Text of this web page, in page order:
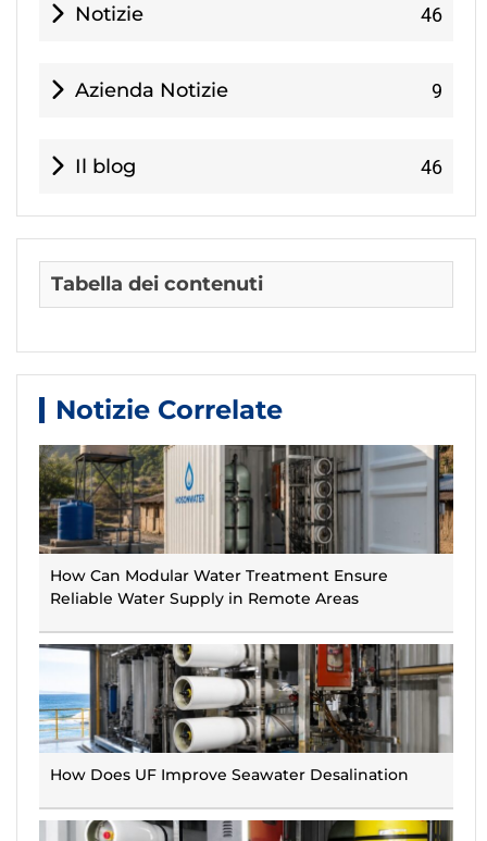
Notizie 46
Azienda Notizie 9
Il blog 46
Tabella dei contenuti
Notizie Correlate
How Can Modular Water Treatment Ensure
Reliable Water Supply in Remote Areas
How Does UF Improve Seawater Desalination